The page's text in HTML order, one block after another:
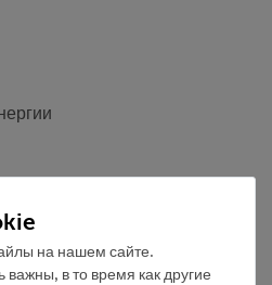
на нашем сайте.
важны, в то время как другие